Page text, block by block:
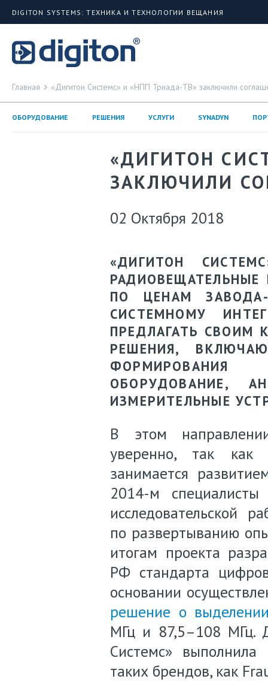
DIGITON SYSTEMS: ТЕХНИКА И ТЕХНОЛОГИИ ВЕЩАНИЯ
Главная «Дигитон Системс» и «НПП Триада-ТВ» заключили
ОБОРУДОВАНИЕ РЕШЕНИЯ УСЛУГИ SYNADYN
«ДИГИТОН
ЗАКЛЮЧИЛИ
02 Октября 2018
«ДИГИТОН
РАДИОВЕЩАТЕЛЬНЫЕ
ПО ЦЕНАМ
СИСТЕМНОМУ
ПРЕДЛАГАТЬ СВОИМ
РЕШЕНИЯ,
ФОРМИРОВАНИЯ
ОБОРУДОВАНИЕ,
ИЗМЕРИТЕЛЬНЫЕ
В этом
уверенно, так как
занимается
2014-м
исследовательской
по развертыванию
итогам проекта
РФ стандарта
основании
решение о
МГц и 87,5–108 МГц.
Системс» выполнила
таких брендов, как